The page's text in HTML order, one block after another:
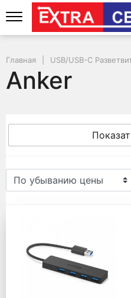
Главная USB/USB-C
Anker